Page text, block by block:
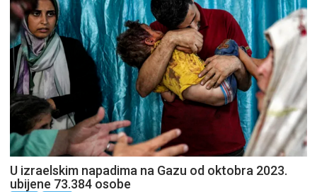
U izraelskim napadima na Gazu od oktobra 2023.
ubijene 73.384 osobe